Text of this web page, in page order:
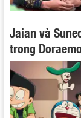
Jaian và
trong